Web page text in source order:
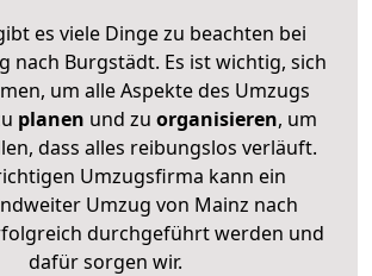
es viele Dinge zu beachten bei
nach Burgstädt. Es ist wichtig, sich
um alle Aspekte des Umzugs
planen und zu organisieren, um
dass alles reibungslos verläuft.
Umzugsfirma kann ein
Umzug von Mainz nach
durchgeführt werden und
dafür sorgen wir.